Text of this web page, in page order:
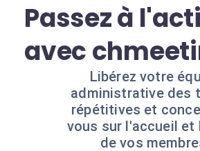
Passez à
avec
Libérez votre
administrative des
répétitives et
vous sur l'accueil et
de vos